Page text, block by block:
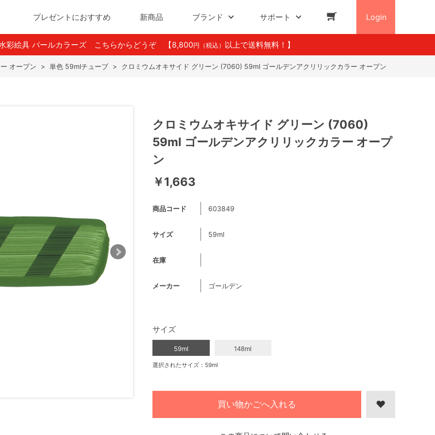
プレゼントにおすすめ 新商品 ブランド サポート Login
彩絵具 パールカラーズ こちらからどうぞ 【8,800 円（税込） 以上で送料無料！】
オープン > 単色 59mlチューブ > クロミウムオキサイド グリーン (7060) 59ml ゴールデンアクリリックカラー オープン
クロミウムオキサイド グリーン (7060)
59ml ゴールデンアクリリックカラー オープ
ン
￥1,663
商品コード 603849
サイズ 59ml
在庫
メーカー ゴールデン
サイズ
59ml 148ml
選択されたサイズ：59ml
買い物かごへ入れる